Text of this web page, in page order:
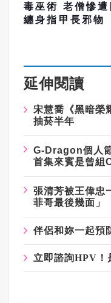
毒巫術 老僧慘遭
纏身指甲長邪物
延伸閱讀
宋慧喬《黑暗榮
抽菸半年
G-Dragon個人
首集來賓是曾組
張清芳被王偉忠
菲哥最後幾面」
伴侶和妳一起預